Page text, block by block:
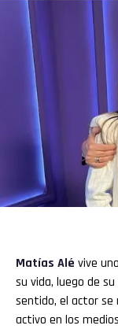
Matías Alé vive
su vida, luego de
sentido, el actor se
activo en los